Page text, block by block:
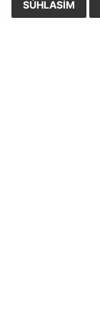
SÚHLASÍM